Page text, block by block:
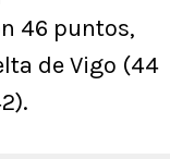
46 puntos,
de Vigo (44